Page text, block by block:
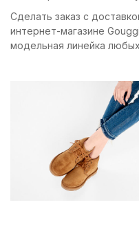
Сделать заказ с
интернет-магазине
модельная линейка